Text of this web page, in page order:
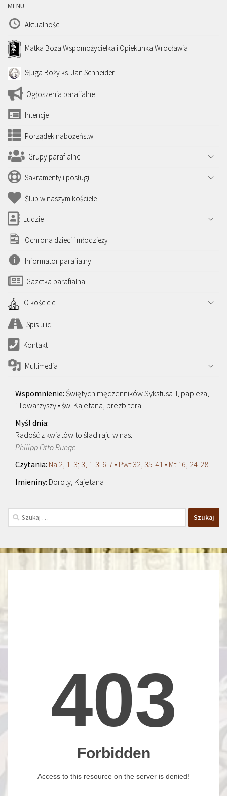
MENU
Aktualności
Matka Boża Wspomożycielka i Opiekunka Wrocławia
Sługa Boży ks. Jan Schneider
Ogłoszenia parafialne
Intencje
Porządek nabożeństw
Grupy parafialne
Sakramenty i posługi
Ślub w naszym kościele
Ludzie
Ochrona dzieci i młodzieży
Informator parafialny
Gazetka parafialna
O kościele
Spis ulic
Kontakt
Multimedia
Świętych męczenników Sykstusa II, papieża,
i Towarzyszy • św. Kajetana, prezbitera
Radość z kwiatów to ślad raju w nas.
Philipp Otto Runge
Na 2, 1. 3; 3, 1-3. 6-7 • Pwt 32, 35-41 • Mt 16, 24-28
Doroty, Kajetana
Szukaj: